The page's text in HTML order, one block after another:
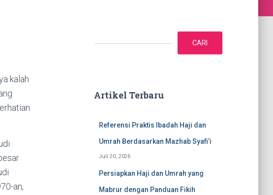
kalah
an,
a
CARI
Artikel Terbaru
Referensi Praktis Ibadah Haji dan
Umrah Berdasarkan Mazhab Syafi’i
Juli 20, 2026
Persiapkan Haji dan Umrah yang
Mabrur dengan Panduan Fikih